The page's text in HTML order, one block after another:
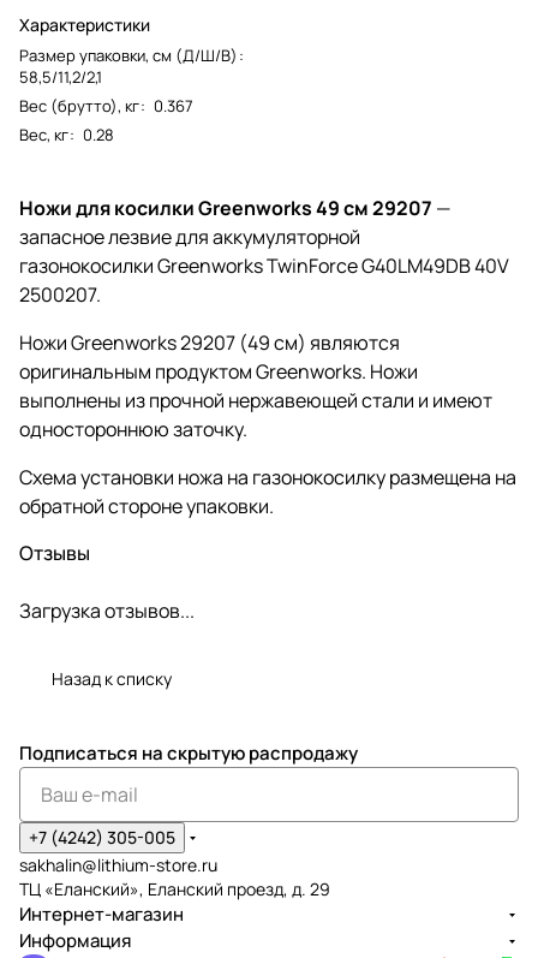
Характеристики
Размер упаковки, см (Д/Ш/В) :
58,5/11,2/2,1
Вес (брутто), кг: 0.367
Вес, кг: 0.28
Ножи для косилки Greenworks 49 см 29207 —
запасное лезвие для аккумуляторной
газонокосилки Greenworks TwinForce G40LM49DB 40V
2500207.
Ножи Greenworks 29207 (49 см) являются
оригинальным продуктом Greenworks. Ножи
выполнены из прочной нержавеющей стали и имеют
одностороннюю заточку.
Схема установки ножа на газонокосилку размещена на
обратной стороне упаковки.
Отзывы
Загрузка отзывов...
Назад к списку
Подписаться на скрытую распродажу
+7 (4242) 305-005
sakhalin@lithium-store.ru
ТЦ «Еланский», Еланский проезд, д. 29
Интернет-магазин
Информация